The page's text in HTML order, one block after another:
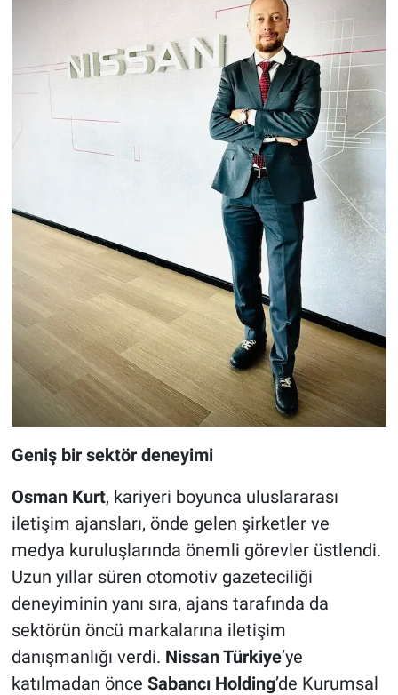
Geniş bir sektör deneyimi
Osman Kurt, kariyeri boyunca uluslararası
iletişim ajansları, önde gelen şirketler ve
medya kuruluşlarında önemli görevler üstlendi.
Uzun yıllar süren otomotiv gazeteciliği
deneyiminin yanı sıra, ajans tarafında da
sektörün öncü markalarına iletişim
danışmanlığı verdi. Nissan Türkiye’ye
katılmadan önce Sabancı Holding’de Kurumsal